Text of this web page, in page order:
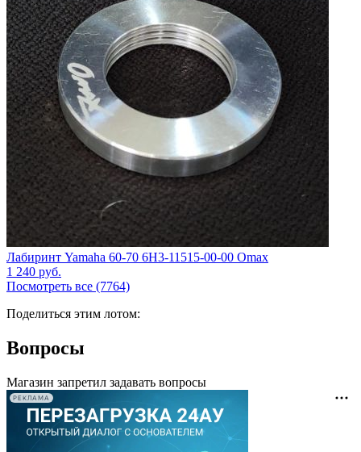
Лабиринт Yamaha 60-70 6H3-11515-00-00 Omax
1 240 руб.
Посмотреть все (7764)
Поделиться этим лотом:
Вопросы
Магазин запретил задавать вопросы
РЕКЛАМА